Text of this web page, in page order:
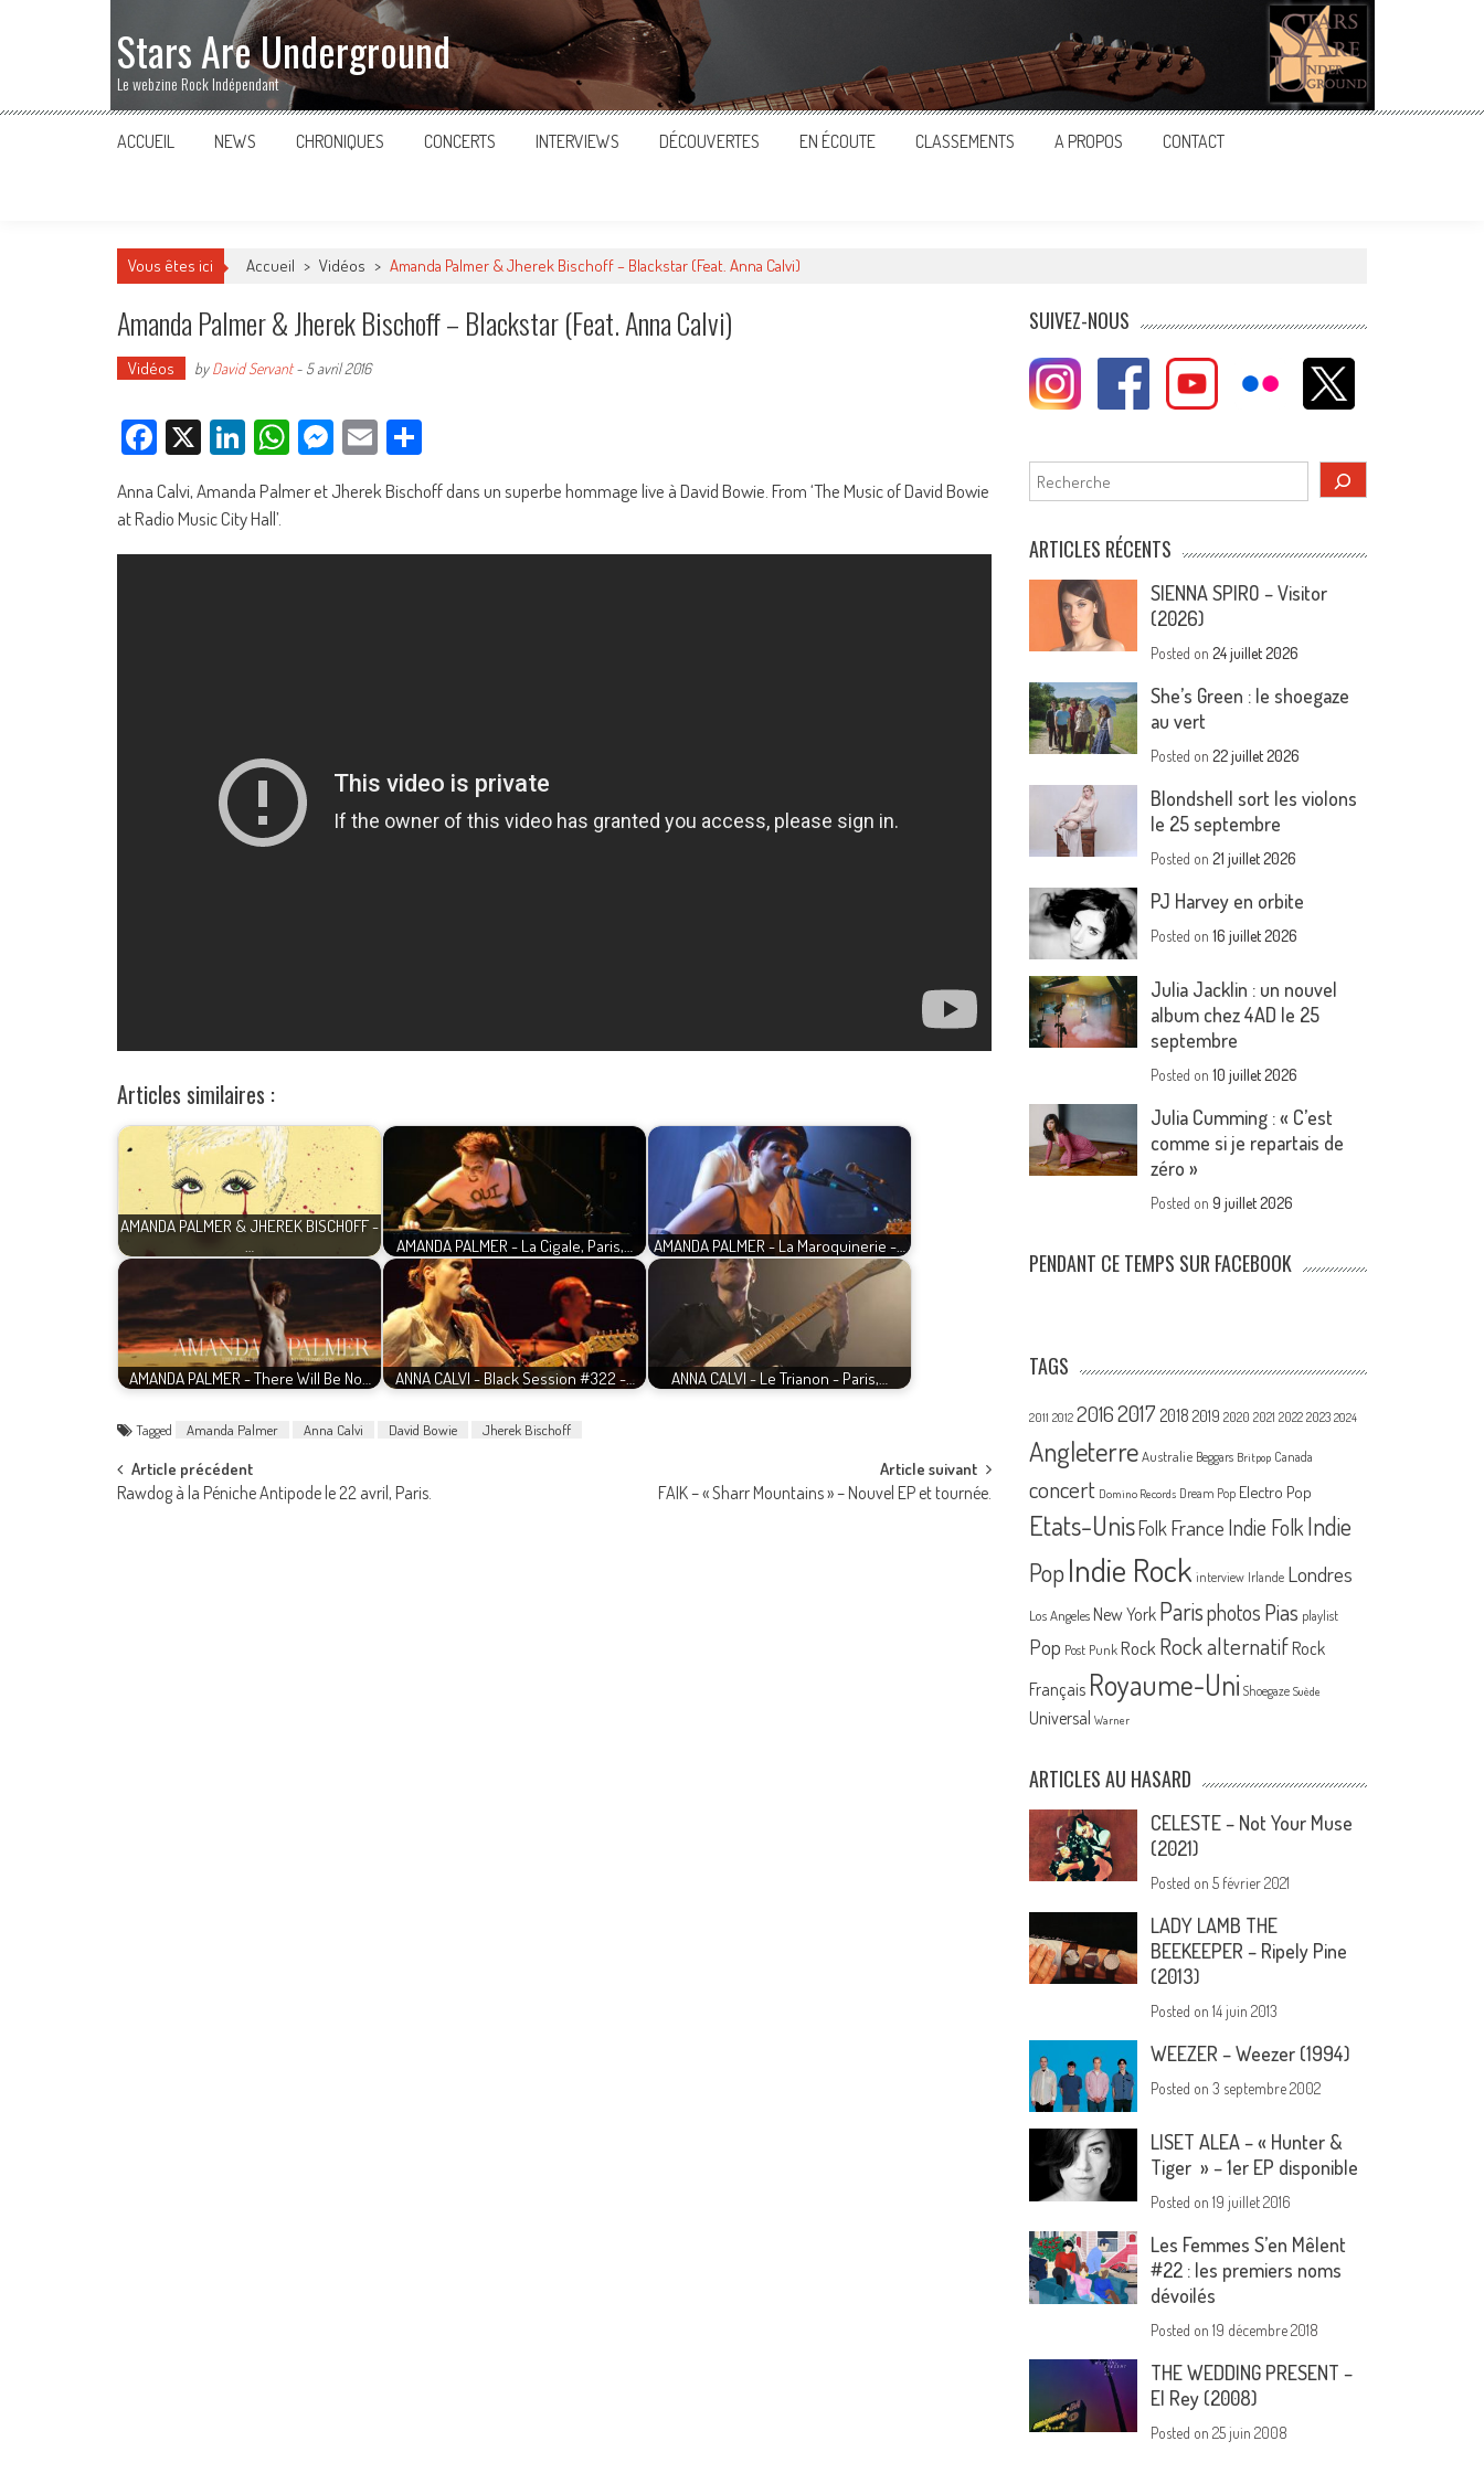
Stars Are Underground
Le webzine Rock Indépendant
ACCUEIL NEWS CHRONIQUES CONCERTS INTERVIEWS DÉCOUVERTES EN ÉCOUTE CLASSEMENTS A PROPOS CONTACT
Vous êtes ici Accueil > Vidéos > Amanda Palmer & Jherek Bischoff – Blackstar (Feat. Anna Calvi)
Amanda Palmer & Jherek Bischoff – Blackstar (Feat. Anna Calvi)
Vidéos byDavid Servant- 5 avril 2016
Facebook
X LinkedIn
WhatsApp
Messenger
Email
Anna Calvi, Amanda Palmer et Jherek Bischoff dans un superbe hommage live à David Bowie. From ‘The Music of David Bowie
at Radio Music City Hall’.
Articles similaires :
AMANDA PALMER & JHEREK BISCHOFF -
…
AMANDA PALMER - La Cigale, Paris,… AMANDA PALMER - La Maroquinerie -…
AMANDA PALMER - There Will Be No… ANNA CALVI - Black Session #322 -… ANNA CALVI - Le Trianon - Paris,…
Tagged Amanda Palmer Anna Calvi David Bowie Jherek Bischoff
Post
navigation
Article précédent
Rawdog à la Péniche Antipode le 22 avril, Paris.
Article suivant
FAIK – « Sharr Mountains » – Nouvel EP et tournée.
SUIVEZ-NOUS
Rechercher
ARTICLES RÉCENTS
SIENNA SPIRO – Visitor
(2026)
Posted on24 juillet 2026
She’s Green : le shoegaze
au vert
Posted on22 juillet 2026
Blondshell sort les violons
le 25 septembre
Posted on21 juillet 2026
PJ Harvey en orbite
Posted on16 juillet 2026
Julia Jacklin : un nouvel
album chez 4AD le 25
septembre
Posted on10 juillet 2026
Julia Cumming : « C’est
comme si je repartais de
zéro »
Posted on9 juillet 2026
PENDANT CE TEMPS SUR FACEBOOK
TAGS
2011 2012 20162017 2018 2019 2020 2021 2022 2023 2024
Angleterre Australie Beggars Britpop Canada
concert Domino Records Dream Pop Electro Pop
Etats-UnisFolk France Indie FolkIndie
PopIndie Rock interview Irlande Londres
Los Angeles New York Parisphotos Pias playlist
Pop Post Punk Rock Rock alternatif Rock
Français Royaume-Uni Shoegaze Suède
Universal Warner
ARTICLES AU HASARD
CELESTE – Not Your Muse
(2021)
Posted on5 février 2021
LADY LAMB THE
BEEKEEPER – Ripely Pine
(2013)
Posted on14 juin 2013
WEEZER – Weezer (1994)
Posted on3 septembre 2002
LISET ALEA – « Hunter &
Tiger » – 1er EP disponible
Posted on19 juillet 2016
Les Femmes S’en Mêlent
#22 : les premiers noms
dévoilés
Posted on19 décembre 2018
THE WEDDING PRESENT –
El Rey (2008)
Posted on25 juin 2008